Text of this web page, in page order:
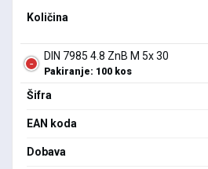
Količina
DIN 7985 4.8 ZnB M 5x 30
Pakiranje: 100 kos
Šifra
EAN koda
Dobava